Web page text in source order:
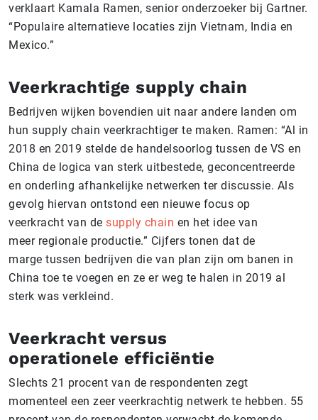
verklaart Kamala Ramen, senior onderzoeker bij Gartner.
“Populaire alternatieve locaties zijn Vietnam, India en
Mexico.”
Veerkrachtige supply chain
Bedrijven wijken bovendien uit naar andere landen om
hun supply chain veerkrachtiger te maken. Ramen: “Al in
2018 en 2019 stelde de handelsoorlog tussen de VS en
China de logica van sterk uitbestede, geconcentreerde
en onderling afhankelijke netwerken ter discussie. Als
gevolg hiervan ontstond een nieuwe focus op
veerkracht van de supply chain en het idee van
meer regionale productie.” Cijfers tonen dat de
marge tussen bedrijven die van plan zijn om banen in
China toe te voegen en ze er weg te halen in 2019 al
sterk was verkleind.
Veerkracht versus
operationele efficiëntie
Slechts 21 procent van de respondenten zegt
momenteel een zeer veerkrachtig netwerk te hebben. 55